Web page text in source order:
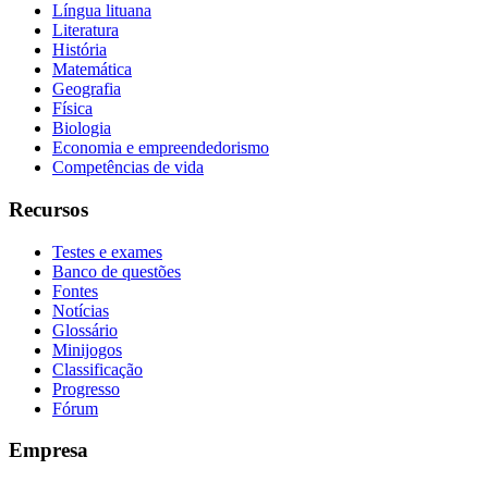
Língua lituana
Literatura
História
Matemática
Geografia
Física
Biologia
Economia e empreendedorismo
Competências de vida
Recursos
Testes e exames
Banco de questões
Fontes
Notícias
Glossário
Minijogos
Classificação
Progresso
Fórum
Empresa